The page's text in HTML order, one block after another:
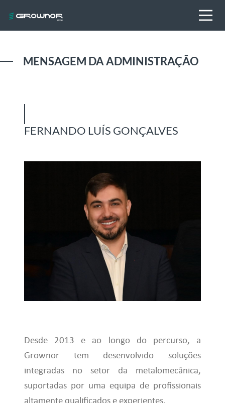
MENSAGEM DA ADMINISTRAÇÃO
FERNANDO LUÍS GONÇALVES
Desde 2013 e ao longo do percurso, a
Grownor tem desenvolvido soluções
integradas no setor da metalomecânica,
suportadas por uma equipa de profissionais
altamente qualificados e experientes.